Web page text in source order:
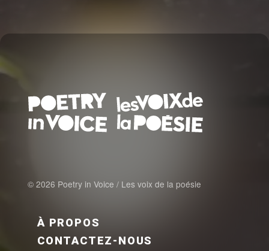
© 2026 Poetry in Voice / Les voix de la poésie
FOOTER MENU FR
À PROPOS
CONTACTEZ-NOUS